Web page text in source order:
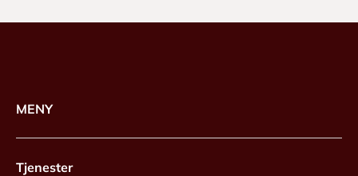
MENY
Tjenester